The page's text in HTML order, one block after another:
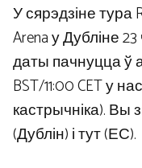
У сярэдзіне тура
Arena у Дубліне
даты пачнуцца ў
BST/11:00 CET у
кастрычніка).
(Дублін) і тут (ЕС).